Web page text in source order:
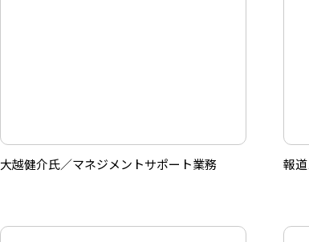
大越健介氏／マネジメントサポート業務 報